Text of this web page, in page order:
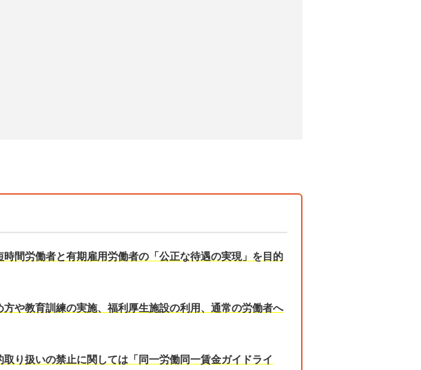
間労働者と有期雇用労働者の「公正な待遇の実現」を目的
や教育訓練の実施、福利厚生施設の利用、通常の労働者へ
り扱いの禁止に関しては「同一労働同一賃金ガイドライ